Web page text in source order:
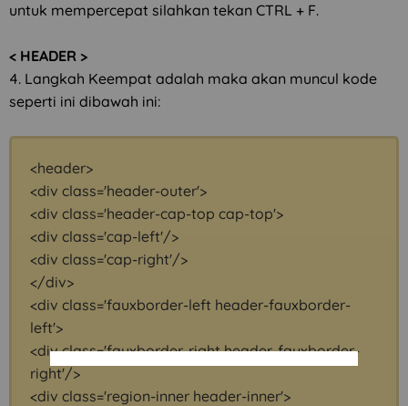
untuk mempercepat silahkan tekan CTRL + F.
< HEADER >
4. Langkah Keempat adalah maka akan muncul kode
seperti ini dibawah ini:
<header>
<div class='header-outer'>
<div class='header-cap-top cap-top'>
<div class='cap-left'/>
<div class='cap-right'/>
</div>
<div class='fauxborder-left header-fauxborder-
left'>
<div class='fauxborder-right header-fauxborder-
right'/>
<div class='region-inner header-inner'>